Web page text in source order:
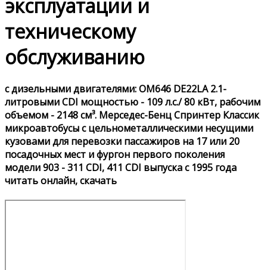
эксплуатации и
техническому
обслуживанию
с дизельными двигателями: OM646 DE22LA 2.1-
литровыми CDI мощностью - 109 л.с./ 80 кВт, рабочим
объемом - 2148 см³. Мерседес-Бенц Спринтер Классик
микроавтобусы с цельнометаллическими несущими
кузовами для перевозки пассажиров на 17 или 20
посадочных мест и фургон первого поколения
модели 903 - 311 CDI, 411 CDI выпуска с 1995 года
читать онлайн, скачать